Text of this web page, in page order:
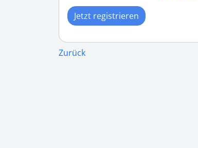
Jetzt registrieren
Zurück